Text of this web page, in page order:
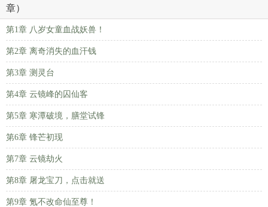
章）
第1章 八岁女童血战妖兽！
第2章 离奇消失的血汗钱
第3章 测灵台
第4章 云镜峰的囚仙客
第5章 寒潭破境，膳堂试锋
第6章 锋芒初现
第7章 云镜劫火
第8章 屠龙宝刀，点击就送
第9章 氪不改命仙至尊！